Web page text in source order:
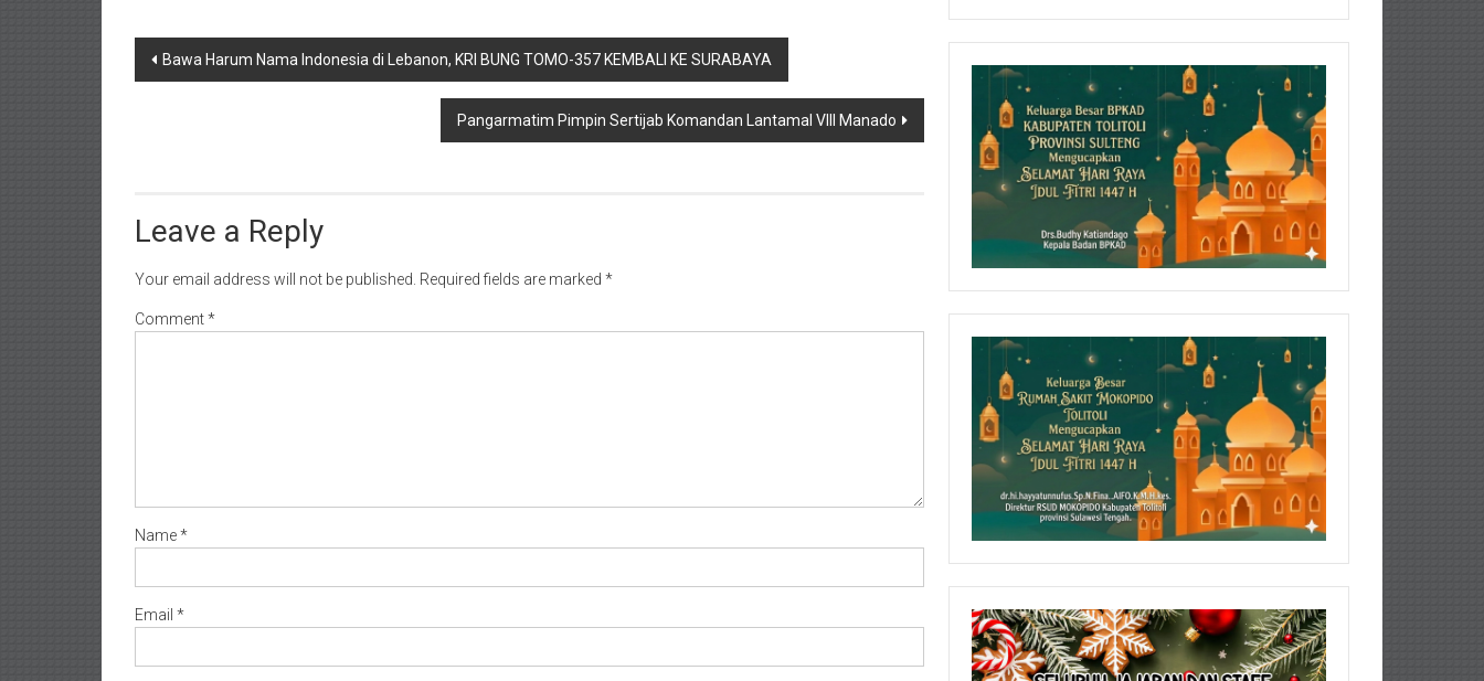
Post
Bawa Harum Nama Indonesia di Lebanon, KRI BUNG TOMO-357 KEMBALI KE SURABAYA
Pangarmatim Pimpin Sertijab Komandan Lantamal VIII Manado
Leave a Reply
Your email address will not be published. Required fields are marked *
Comment*
Name*
Email *